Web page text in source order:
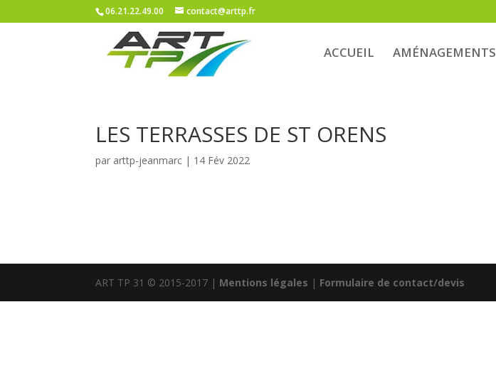
06.21.22.49.00 contact@arttp.fr
ACCUEIL AMÉNAGEMENTS
LES TERRASSES DE ST ORENS
par arttp-jeanmarc | 14 Fév 2022
ART TP 31 © 2015-2017 | Mentions légales | Formulaire de contact/devis